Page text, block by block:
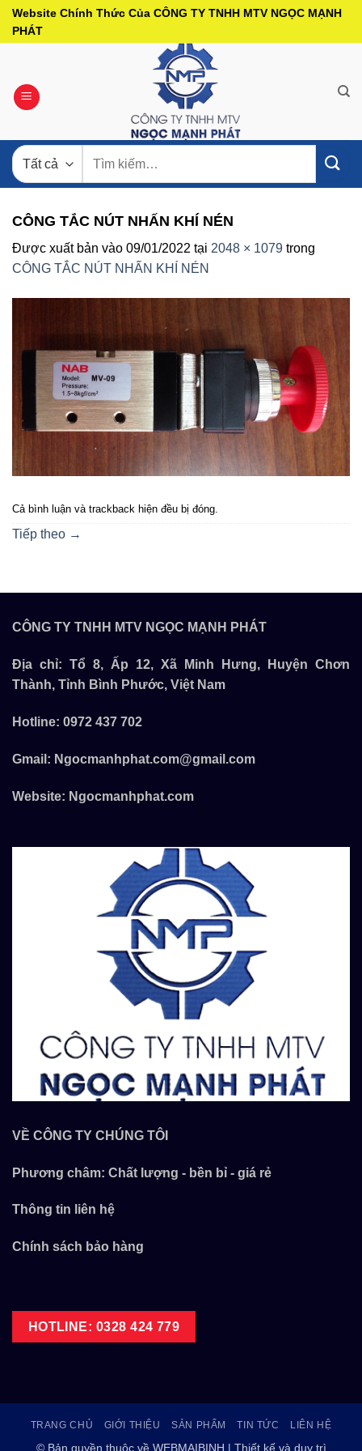
Bỏ
qua
Website Chính Thức Của CÔNG TY TNHH MTV NGỌC MẠNH
PHÁT
kiếm:
CÔNG TẮC NÚT NHẤN KHÍ NÉN
Được xuất bản vào 09/01/2022 tại 2048 × 1079 trong
CÔNG TẮC NÚT NHẤN KHÍ NÉN
Cả bình luận và trackback hiện đều bị đóng.
Tiếp theo →
CÔNG TY TNHH MTV NGỌC MẠNH PHÁT
Địa chỉ: Tổ 8, Ấp 12, Xã Minh Hưng, Huyện Chơn
Thành, Tỉnh Bình Phước, Việt Nam
Hotline: 0972 437 702
Gmail: Ngocmanhphat.com@gmail.com
Website: Ngocmanhphat.com
VỀ CÔNG TY CHÚNG TÔI
Phương châm: Chất lượng - bền bỉ - giá rẻ
Thông tin liên hệ
Chính sách bảo hàng
HOTLINE: 0328 424 779
TRANG CHỦ GIỚI THIỆU SẢN PHẨM TIN TỨC LIÊN HỆ
© Bản quyền thuộc về WEBMAIBINH | Thiết kế và duy trì